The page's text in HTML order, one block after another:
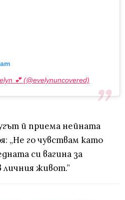
💕 (@evelynuncovered)
й приема нейната
„Не го чувствам като
си вагина за
личния живот.”